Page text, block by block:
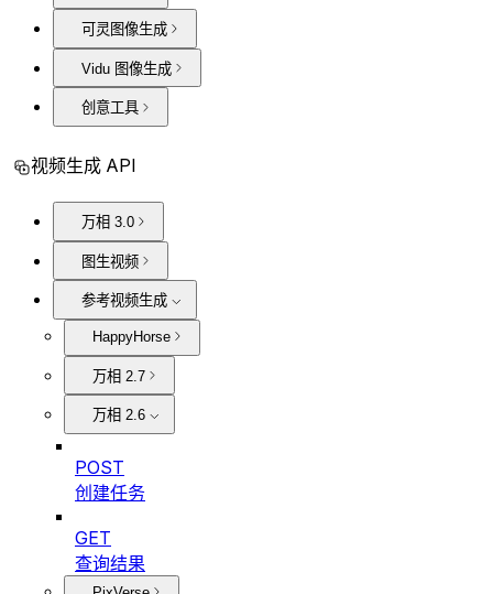
可灵图像生成
Vidu 图像生成
创意工具
视频生成 API
万相 3.0
图生视频
参考视频生成
HappyHorse
万相 2.7
万相 2.6
POST
创建任务
GET
查询结果